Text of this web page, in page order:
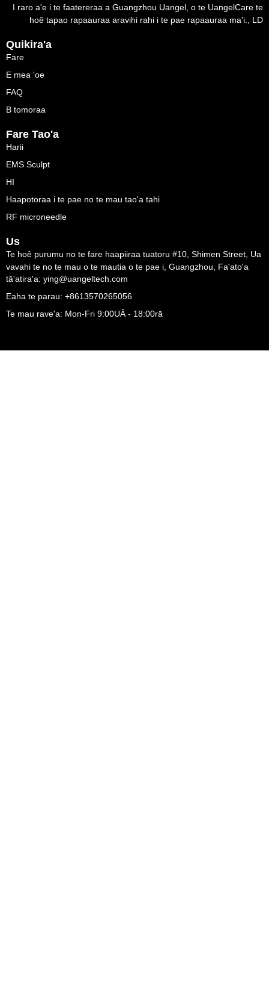
I raro a'e i te faatereraa a Guangzhou Uangel, o te UangelCare te
hoê tapao rapaauraa aravihi rahi i te pae rapaauraa ma'i., LD
Quikira'a
Fare
E mea 'oe
FAQ
B tomoraa
Fare Tao'a
Harii
EMS Sculpt
HI
Haapotoraa i te pae no te mau tao'a tahi
RF microneedle
Us
Te hoê purumu no te fare haapiiraa tuatoru #10, Shimen Street, Ua
vavahi te no te mau o te mautia o te pae i, Guangzhou, Fa'ato'a
tā'atira'a: ying@uangeltech.com
Eaha te parau: +8613570265056
Te mau rave'a: Mon-Fri 9:00UĀ - 18:00rā